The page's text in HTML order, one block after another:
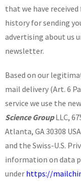
that we have
history for sending
advertising about us
newsletter.
Based on our
mail delivery (Art. 6
service we use the
Science GroupLLC,
Atlanta, GA 30308
and the Swiss-U.S.
information on data
under https://